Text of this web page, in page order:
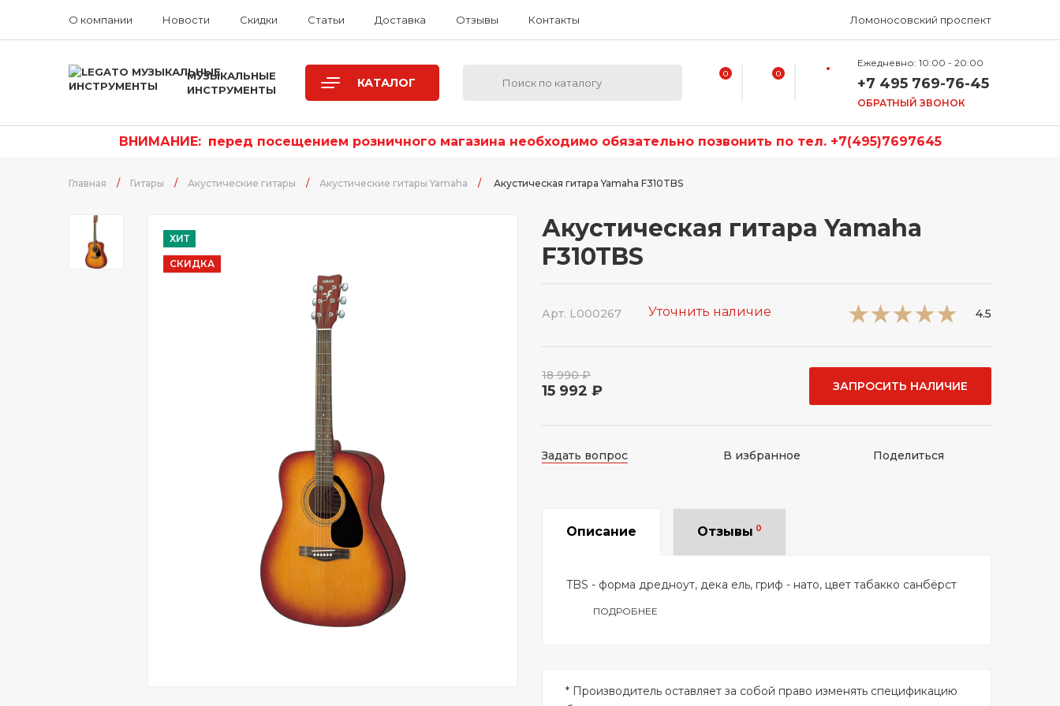
О компании Новости Скидки Статьи Доставка Отзывы Контакты Ломоносовский проспект
МУЗЫКАЛЬНЫЕ
ИНСТРУМЕНТЫ
КАТАЛОГ
0 0
Ежедневно: 10:00 - 20:00
+7 495 769-76-45
ОБРАТНЫЙ ЗВОНОК
ВНИМАНИЕ: перед посещением розничного магазина необходимо обязательно позвонить по тел. +7(495)7697645
Главная / Гитары / Акустические гитары / Акустические гитары Yamaha / Акустическая гитара Yamaha F310TBS
ХИТ
СКИДКА
Акустическая гитара Yamaha
F310TBS
Арт. L000267 Уточнить наличие 4.5
18 990 ₽
15 992 ₽ ЗАПРОСИТЬ НАЛИЧИЕ
Задать вопрос В избранное Поделиться
Описание Отзывы 0
TBS - форма дредноут, дека ель, гриф - нато, цвет табакко санбёрст
ПОДРОБНЕЕ
* Производитель оставляет за собой право изменять спецификацию